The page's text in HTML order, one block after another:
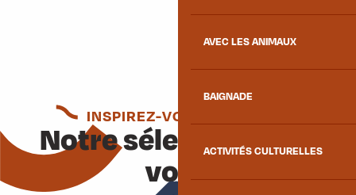
AVEC LES ANIMAUX
BAIGNADE
ACTIVITÉS CULTURELLES
INSPIREZ-VOUS ENCORE
Notre sélection pour
vous